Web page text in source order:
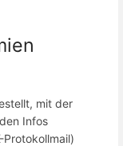
mit der
Infos